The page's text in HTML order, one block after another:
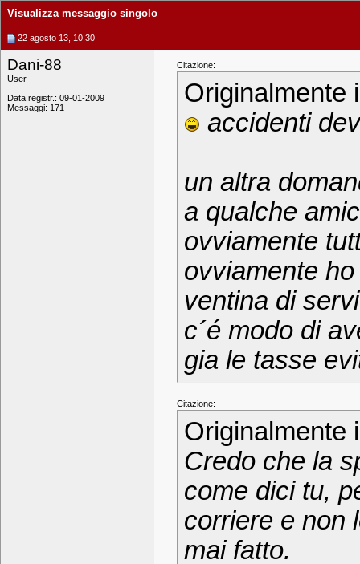
Visualizza messaggio singolo
22 agosto 13, 10:30
Dani-88
User
Data registr.: 09-01-2009
Messaggi: 171
Citazione:
Originalmente
accidenti
un altra
a qualche
ovviamente
ovviamente
ventina di
c´é modo di
gia le tasse
Citazione:
Originalmente
Credo che la
come dici tu,
corriere e non
mai fatto.